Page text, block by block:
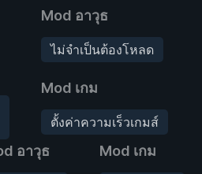
Mod อาวุธ
ไม่จำเป็นต้องโหลด
Mod เกม
ตั้งค่าความเร็วเกมส์
อาวุธ Mod เกม